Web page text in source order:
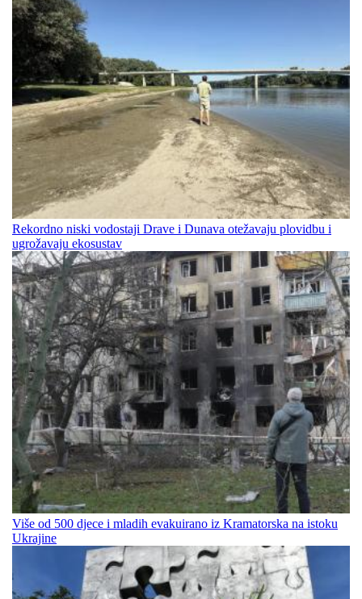
Rekordno niski vodostaji Drave i Dunava otežavaju plovidbu i
ugrožavaju ekosustav
Više od 500 djece i mladih evakuirano iz Kramatorska na istoku
Ukrajine